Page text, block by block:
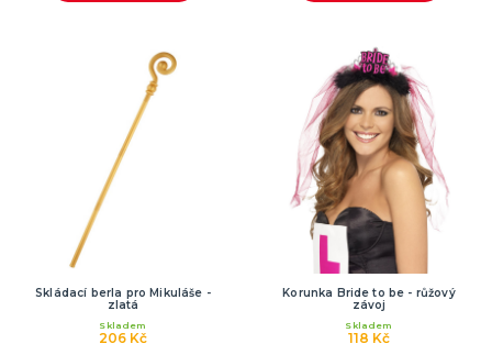
Skládací berla pro Mikuláše -
zlatá
206 Kč
Skladem
Korunka Bride to be - růžový
závoj
118 Kč
Skladem